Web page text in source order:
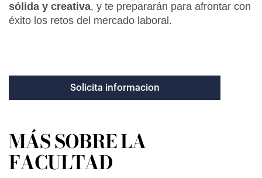
sólida y creativa, y te prepararán para afrontar con
éxito los retos del mercado laboral.
Solicita informacion
MÁS SOBRE LA
FACULTAD